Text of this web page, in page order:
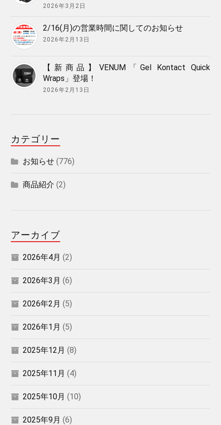
2026年3月2日
2/16(月)の営業時間に関してのお知らせ
2026年2月13日
【新商品】VENUM「Gel Kontact Quick
Wraps」登場！
2026年2月13日
カテゴリー
お知らせ (776)
商品紹介 (2)
アーカイブ
2026年4月 (2)
2026年3月 (6)
2026年2月 (5)
2026年1月 (5)
2025年12月 (8)
2025年11月 (4)
2025年10月 (10)
2025年9月 (6)